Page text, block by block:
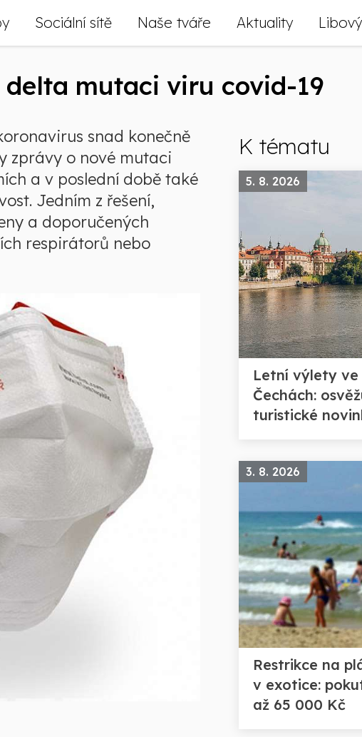
Sociální sítě Naše tváře Aktuality
mutaci viru covid-19
snad konečně
zprávy o nové mutaci
a v poslední době také
Jedním z řešení,
a doporučených
respirátorů nebo
K tématu
5. 8. 2026
Letní výlety ve
Čechách:
turistické
3. 8. 2026
Restrikce na
v exotice:
až 65 000 Kč